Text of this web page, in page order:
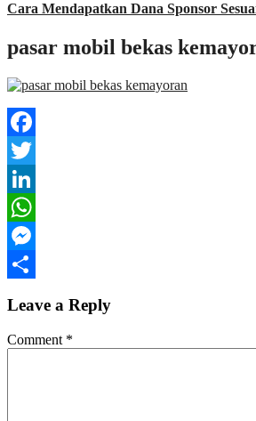
Cara Mendapatkan Dana Sponsor
pasar mobil bekas
Facebook
Twitter
LinkedIn
WhatsApp
Messenger
Leave a Reply
Comment *